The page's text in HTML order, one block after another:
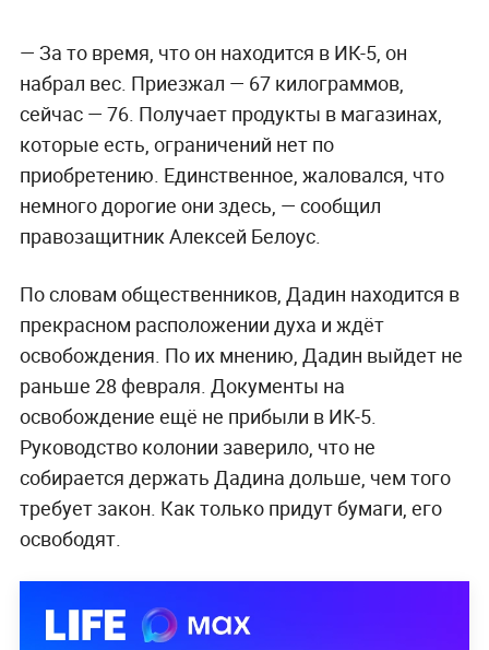
— За то время, что он находится в ИК-5, он
набрал вес. Приезжал — 67 килограммов,
сейчас — 76. Получает продукты в магазинах,
которые есть, ограничений нет по
приобретению. Единственное, жаловался, что
немного дорогие они здесь, — сообщил
правозащитник Алексей Белоус.
По словам общественников, Дадин находится в
прекрасном расположении духа и ждёт
освобождения. По их мнению, Дадин выйдет не
раньше 28 февраля. Документы на
освобождение ещё не прибыли в ИК-5.
Руководство колонии заверило, что не
собирается держать Дадина дольше, чем того
требует закон. Как только придут бумаги, его
освободят.